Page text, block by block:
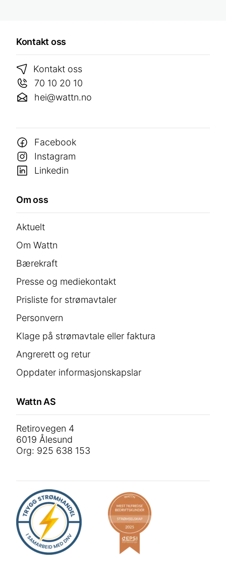
Kontakt oss
Kontakt oss
70 10 20 10
hei@wattn.no
Facebook
Instagram
Linkedin
Om oss
Aktuelt
Om Wattn
Bærekraft
Presse og mediekontakt
Prisliste for strømavtaler
Personvern
Klage på strømavtale eller faktura
Angrerett og retur
Oppdater informasjonskapslar
Wattn AS
Retirovegen 4
6019 Ålesund
Org: 925 638 153